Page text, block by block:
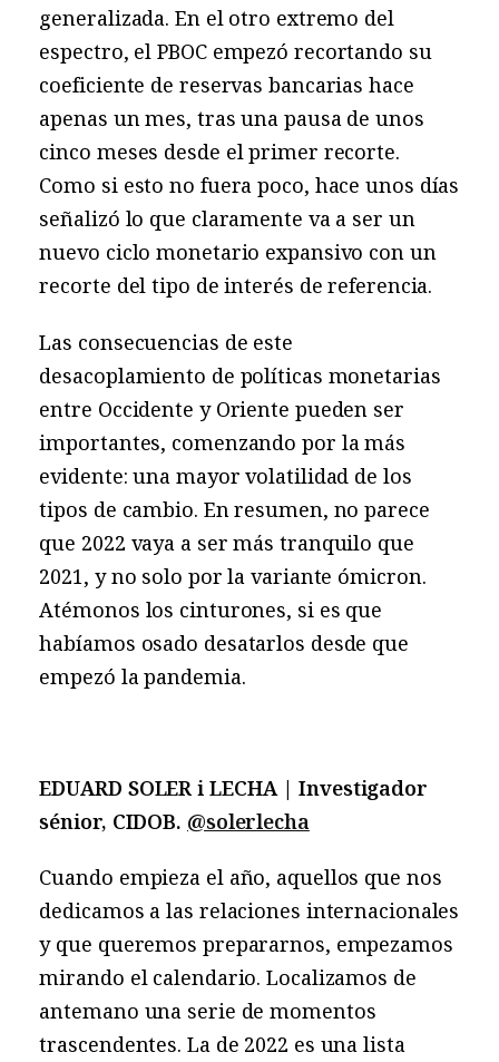
generalizada. En el otro extremo del
espectro, el PBOC empezó recortando su
coeficiente de reservas bancarias hace
apenas un mes, tras una pausa de unos
cinco meses desde el primer recorte.
Como si esto no fuera poco, hace unos días
señalizó lo que claramente va a ser un
nuevo ciclo monetario expansivo con un
recorte del tipo de interés de referencia.
Las consecuencias de este
desacoplamiento de políticas monetarias
entre Occidente y Oriente pueden ser
importantes, comenzando por la más
evidente: una mayor volatilidad de los
tipos de cambio. En resumen, no parece
que 2022 vaya a ser más tranquilo que
2021, y no solo por la variante ómicron.
Atémonos los cinturones, si es que
habíamos osado desatarlos desde que
empezó la pandemia.
EDUARD SOLER i LECHA | Investigador
sénior, CIDOB. @solerlecha
Cuando empieza el año, aquellos que nos
dedicamos a las relaciones internacionales
y que queremos prepararnos, empezamos
mirando el calendario. Localizamos de
antemano una serie de momentos
trascendentes. La de 2022 es una lista